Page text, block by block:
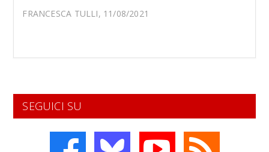
FRANCESCA TULLI, 11/08/2021
SEGUICI SU